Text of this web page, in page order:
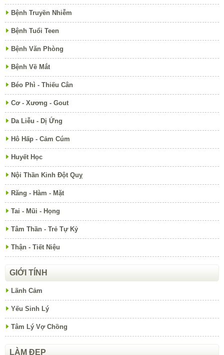
Bệnh Truyền Nhiễm
Bệnh Tuổi Teen
Bệnh Văn Phòng
Bệnh Về Mắt
Béo Phì - Thiếu Cân
Cơ - Xương - Gout
Da Liễu - Dị Ứng
Hô Hấp - Cảm Cúm
Huyết Học
Nội Thần Kinh Đột Quỵ
Răng - Hàm - Mặt
Tai - Mũi - Họng
Tâm Thần - Trẻ Tự Kỷ
Thận - Tiết Niệu
GIỚI TÍNH
Lãnh Cảm
Yếu Sinh Lý
Tâm Lý Vợ Chồng
LÀM ĐẸP